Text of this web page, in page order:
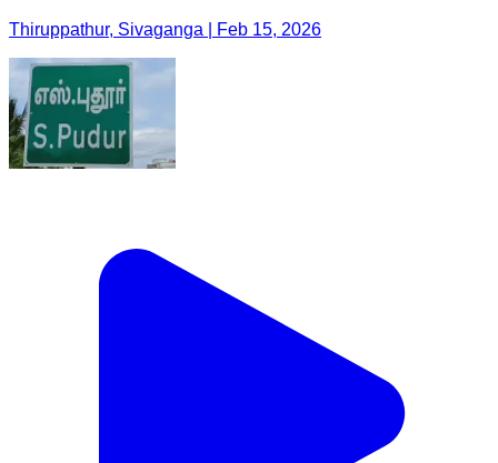
Thiruppathur, Sivaganga | Feb 15, 2026